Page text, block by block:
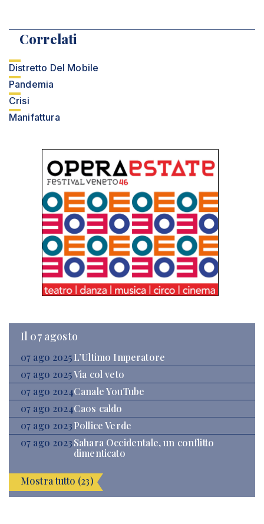
Correlati
Distretto Del Mobile
Pandemia
Crisi
Manifattura
Il 07 agosto
07 ago 2025 L’Ultimo Imperatore
07 ago 2025Via col veto
07 ago 2024Canale YouTube
07 ago 2024Caos caldo
07 ago 2023Pollice Verde
07 ago 2023Sahara Occidentale, un conflitto
dimenticato
Mostra tutto (23)